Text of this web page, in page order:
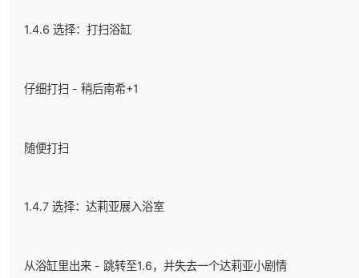
1.4.6 选择：打扫浴缸
仔细打扫 - 稍后南希+1
随便打扫
1.4.7 选择：达莉亚展入浴室
从浴缸里出来 - 跳转至1.6，并失去一个达莉亚小剧情